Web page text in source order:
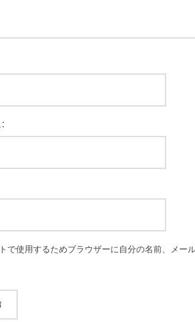
で使用するためブラウザーに自分の名前、メー